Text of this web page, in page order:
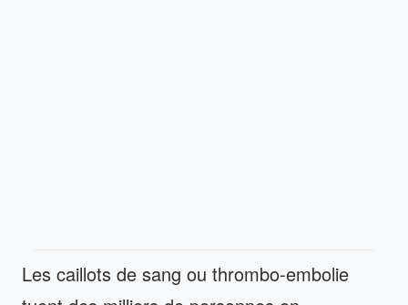
Les caillots de sang ou thrombo-embolie